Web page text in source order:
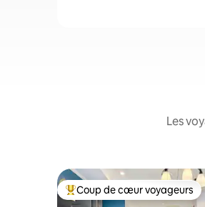
Les
Coups de cœur voyageurs
Coup de cœur voyageurs